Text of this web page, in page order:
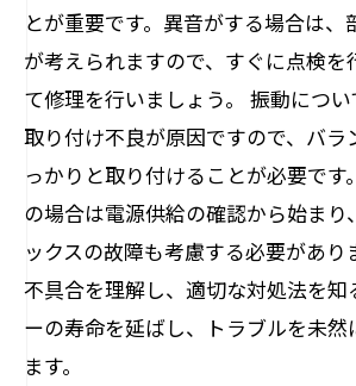
とが重要です。異音がする場合は、
が考えられますので、すぐに点検を
て修理を行いましょう。 振動につ
取り付け不良が原因ですので、バラ
っかりと取り付けることが必要です
の場合は電源供給の確認から始まり
ックスの故障も考慮する必要があり
不具合を理解し、適切な対処法を知
ーの寿命を延ばし、トラブルを未然
ます。